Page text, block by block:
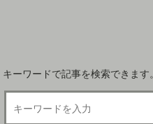
キーワードで記事を検索できます。